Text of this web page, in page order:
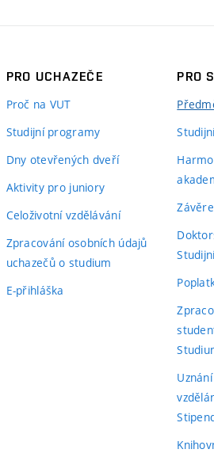
PRO UCHAZEČE
Proč na VUT
Studijní programy
Dny otevřených dveří
Aktivity pro juniory
Celoživotní vzdělávání
Zpracování osobních údajů
uchazečů o studium
E-přihláška
PRO